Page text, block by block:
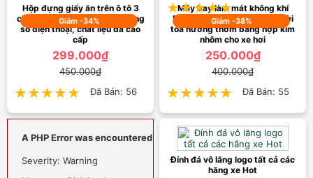
★★★★★
★★★★★ Đã Bán: 29
Giảm -34%
Hộp đựng giấy ăn trên ô tô 3
chức năng, có đồng hồ và bảng
số điện thoại, chất liệu da cao
cấp
299.000₫
450.000₫
★★★★★
★★★★★ Đã Bán: 56
Giảm -38%
Máy bay làm mát không khí
PECHAM năng lượng mặt trời
toả hương thơm bằng hợp kim
nhôm cho xe hơi
250.000₫
400.000₫
★★★★★
★★★★★ Đã Bán: 55
A PHP Error was encountered
Severity: Warning
Đính đá vô lăng logo tất cả các
hãng xe Hot